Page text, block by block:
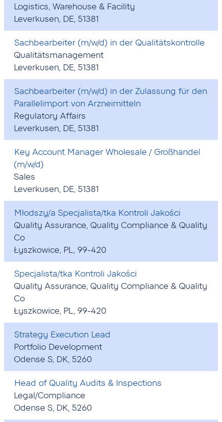
Logistics, Warehouse & Facility
Leverkusen, DE, 51381
Sachbearbeiter (m/w/d) in der Qualitätskontrolle
Qualitätsmanagement
Leverkusen, DE, 51381
Sachbearbeiter (m/w/d) in der Zulassung für den
Parallelimport von Arzneimitteln
Regulatory Affairs
Leverkusen, DE, 51381
Key Account Manager Wholesale / Großhandel
(m/w/d)
Sales
Leverkusen, DE, 51381
Młodszy/a Specjalista/tka Kontroli Jakości
Quality Assurance, Quality Compliance & Quality
Co
Łyszkowice, PL, 99-420
Specjalista/tka Kontroli Jakości
Quality Assurance, Quality Compliance & Quality
Co
Łyszkowice, PL, 99-420
Strategy Execution Lead
Portfolio Development
Odense S, DK, 5260
Head of Quality Audits & Inspections
Legal/Compliance
Odense S, DK, 5260